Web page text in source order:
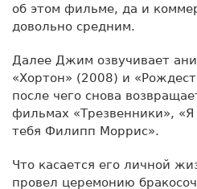
об этом фильме, да и
довольно средним.
Далее Джим озвучивает
«Хортон» (2008) и
после чего снова
фильмах «Трезвенники»,
тебя Филипп Моррис».
Что касается его личной
провел церемонию